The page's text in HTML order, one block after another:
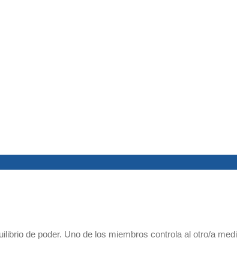
de poder. Uno de los miembros controla al otro/a